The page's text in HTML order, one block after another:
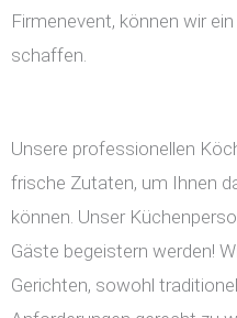
Firmenevent, können wir
schaffen.
Unsere professionellen
frische Zutaten, um Ihnen
können. Unser
Gäste begeistern werden!
Gerichten, sowohl